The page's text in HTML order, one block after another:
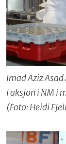
Imad Aziz
i aksjon i NM i
(Foto: Heidi